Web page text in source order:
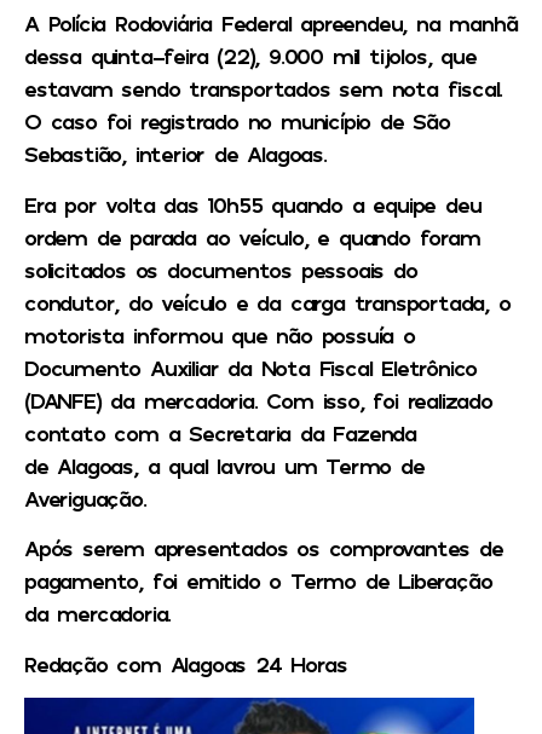
A Polícia Rodoviária Federal apreendeu, na manhã
dessa quinta-feira (22), 9.000 mil tijolos, que
estavam sendo transportados sem nota fiscal.
O caso foi registrado no município de São
Sebastião, interior de Alagoas.
Era por volta das 10h55 quando a equipe deu
ordem de parada ao veículo, e quando foram
solicitados os documentos pessoais do
condutor, do veículo e da carga transportada, o
motorista informou que não possuía o
Documento Auxiliar da Nota Fiscal Eletrônico
(DANFE) da mercadoria. Com isso, foi realizado
contato com a Secretaria da Fazenda
de Alagoas, a qual lavrou um Termo de
Averiguação.
Após serem apresentados os comprovantes de
pagamento, foi emitido o Termo de Liberação
da mercadoria.
Redação com Alagoas 24 Horas